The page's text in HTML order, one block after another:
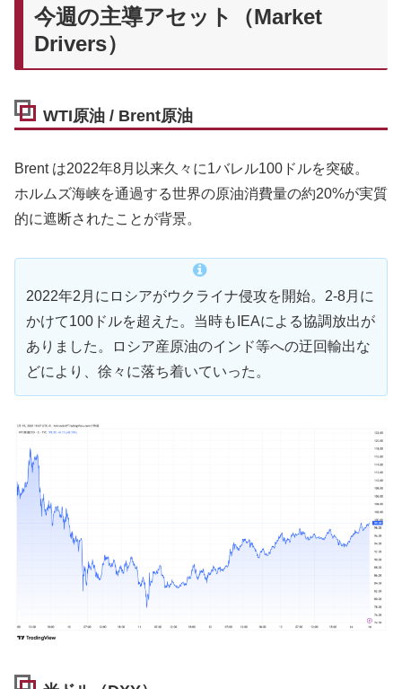
今週の主導アセット（Market
Drivers）
WTI原油 / Brent原油
Brent は2022年8月以来久々に1バレル100ドルを突破。
ホルムズ海峡を通過する世界の原油消費量の約20%が実質
的に遮断されたことが背景。
2022年2月にロシアがウクライナ侵攻を開始。2-8月に
かけて100ドルを超えた。当時もIEAによる協調放出が
ありました。ロシア産原油のインド等への迂回輸出な
どにより、徐々に落ち着いていった。